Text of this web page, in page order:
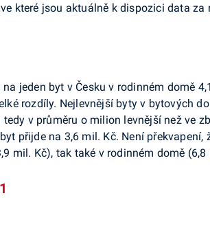
které jsou aktuálně k dispozici data
jeden byt v Česku v rodinném domě
rozdíly. Nejlevnější byty v bytových
v průměru o milion levnější než ve
přijde na 3,6 mil. Kč. Není překvapení,
mil. Kč), tak také v rodinném domě (6,8